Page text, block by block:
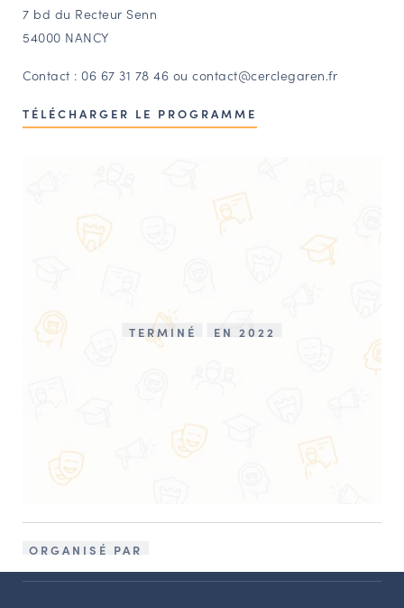
7 bd du Recteur Senn
54000 NANCY
Contact : 06 67 31 78 46 ou contact@cerclegaren.fr
TÉLÉCHARGER LE PROGRAMME
TERMINÉ EN 2022
ORGANISÉ PAR